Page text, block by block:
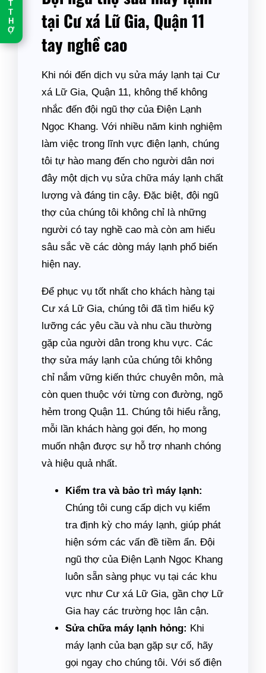
T
T
H
Ợ
tại Cư xá Lữ Gia, Quận 11
tay nghề cao
Khi nói đến dịch vụ sửa máy lạnh tại Cư
xá Lữ Gia, Quận 11, không thể không
nhắc đến đội ngũ thợ của Điện Lạnh
Ngọc Khang. Với nhiều năm kinh nghiệm
làm việc trong lĩnh vực điện lạnh, chúng
tôi tự hào mang đến cho người dân nơi
đây một dịch vụ sửa chữa máy lạnh chất
lượng và đáng tin cậy. Đặc biệt, đội ngũ
thợ của chúng tôi không chỉ là những
người có tay nghề cao mà còn am hiểu
sâu sắc về các dòng máy lạnh phổ biến
hiện nay.
Để phục vụ tốt nhất cho khách hàng tại
Cư xá Lữ Gia, chúng tôi đã tìm hiểu kỹ
lưỡng các yêu cầu và nhu cầu thường
gặp của người dân trong khu vực. Các
thợ sửa máy lạnh của chúng tôi không
chỉ nắm vững kiến thức chuyên môn, mà
còn quen thuộc với từng con đường, ngõ
hẻm trong Quận 11. Chúng tôi hiểu rằng,
mỗi lần khách hàng gọi đến, họ mong
muốn nhận được sự hỗ trợ nhanh chóng
và hiệu quả nhất.
Kiểm tra và bảo trì máy lạnh:
Chúng tôi cung cấp dịch vụ kiểm
tra định kỳ cho máy lạnh, giúp phát
hiện sớm các vấn đề tiềm ẩn. Đội
ngũ thợ của Điện Lạnh Ngọc Khang
luôn sẵn sàng phục vụ tại các khu
vực như Cư xá Lữ Gia, gần chợ Lữ
Gia hay các trường học lân cận.
Sửa chữa máy lạnh hỏng: Khi
máy lạnh của bạn gặp sự cố, hãy
gọi ngay cho chúng tôi. Với số điện